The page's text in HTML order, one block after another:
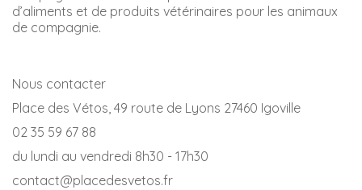
d’aliments et de produits vétérinaires pour les animaux
de compagnie.
Nous contacter
Place des Vétos, 49 route de Lyons 27460 Igoville
02 35 59 67 88
du lundi au vendredi 8h30 - 17h30
contact@placedesvetos.fr